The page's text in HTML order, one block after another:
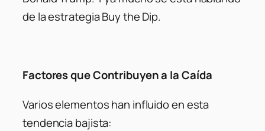
de la estrategia Buy the Dip.
Factores que Contribuyen a la Caída
Varios elementos han influido en esta
tendencia bajista: